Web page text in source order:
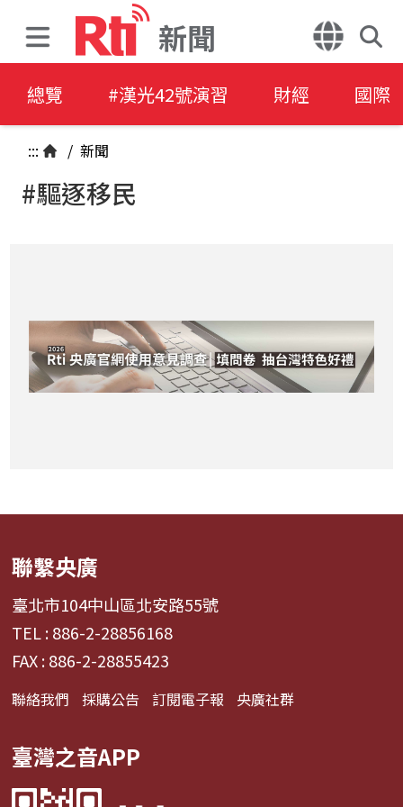
新聞
總覽 #漢光42號演習 財經 國際
::: / 新聞
#驅逐移民
聯繫央廣
臺北市104中山區北安路55號
TEL : 886-2-28856168
FAX : 886-2-28855423
聯絡我們 採購公告 訂閱電子報 央廣社群
臺灣之音APP